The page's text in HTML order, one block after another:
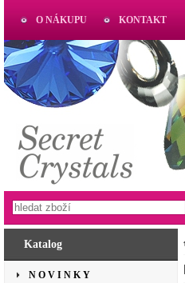
Katalog
N O V I N K Y
O NÁKUPU KONTAKT
AKTUAL
www.aktual-koralky.cz